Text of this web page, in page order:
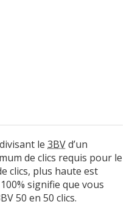
le 3BVd’un
de clics requis pour le
clics, plus haute est
signifie que vous
50 en 50 clics.